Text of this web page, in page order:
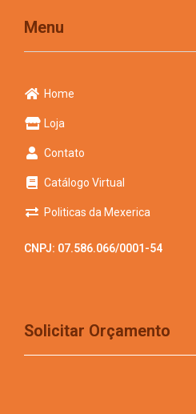
Menu
Home
Loja
Contato
Catálogo Virtual
Politicas da Mexerica
CNPJ: 07.586.066/0001-54
Solicitar Orçamento